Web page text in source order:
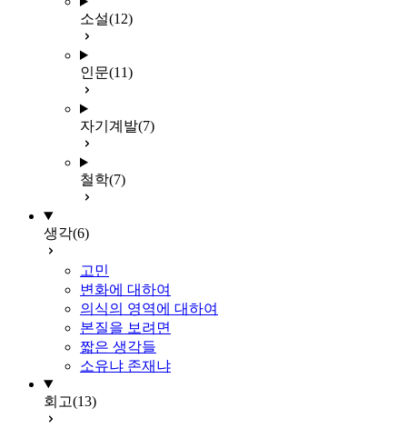
소설(12)
인문(11)
자기계발(7)
철학(7)
생각(6)
고민
변화에 대하여
의식의 영역에 대하여
본질을 보려면
짧은 생각들
소유냐 존재냐
회고(13)